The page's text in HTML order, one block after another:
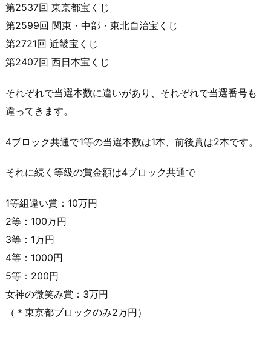
第2537回 東京都宝くじ
第2599回 関東・中部・東北自治宝くじ
第2721回 近畿宝くじ
第2407回 西日本宝くじ
それぞれで当選本数に違いがあり、それぞれで当選番号も
違ってきます。
4ブロック共通で1等の当選本数は1本、前後賞は2本です。
それに続く等級の賞金額は4ブロック共通で
1等組違い賞：10万円
2等：100万円
3等：1万円
4等：1000円
5等：200円
女神の微笑み賞：3万円
（＊東京都ブロックのみ2万円）